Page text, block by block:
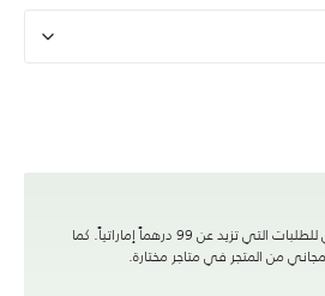
استمتع بتوصيل مجاني للطلبات التي تزيد عن 99 درهماً إماراتياً. كما
من المتجر في متاجر مختارة.